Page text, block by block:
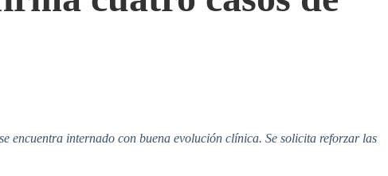
encuentra internado con buena evolución clínica. Se solicita reforzar las